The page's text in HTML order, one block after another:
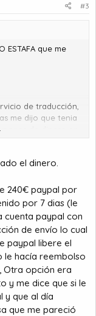
#3
ESTAFA que me
de traducción,
me dijo que tenia
de dinero en
envió el cupón de
el código
dos cupones de
y 240 euros
le gustaba y que
, cosa que es
y me dijo
dinero y es una
el dinero.
240€ paypal por
por 7 dias (le
cuenta paypal con
de envío lo cual
paypal libere el
le hacía reembolso
Otra opción era
y me dice que si le
y que al día
que me pareció